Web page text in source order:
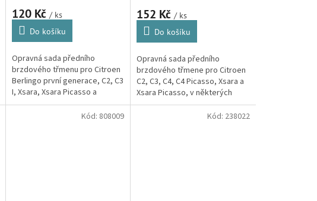
120 Kč / ks
Do košíku
Opravná sada předního
brzdového třmenu pro Citroen
Berlingo první generace, C2, C3
I, Xsara, Xsara Picasso a
Peugeot Partner a 306.
152 Kč/ ks
Do košíku
Opravná sada předního
brzdového třmene pro Citroen
C2, C3, C4, C4 Picasso, Xsara a
Xsara Picasso, v některých
motorizacích a provedeních
předních brzd. (Peugeot 1007,
Kód: 808009 Kód: 238022